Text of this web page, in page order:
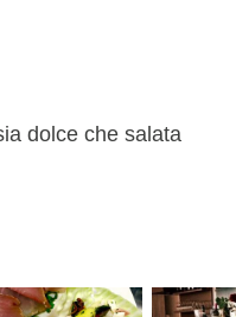
dolce che salata